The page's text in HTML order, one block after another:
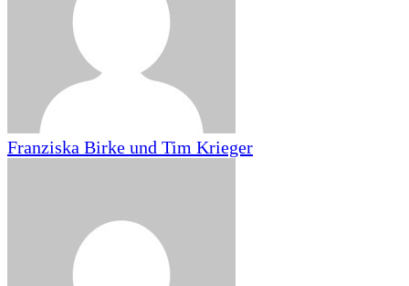
Franziska Birke und Tim Krieger